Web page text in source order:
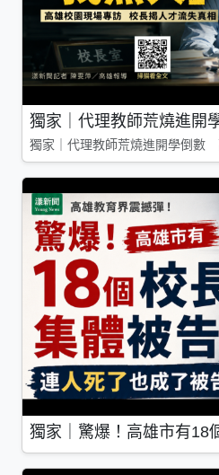
獨家｜代理教師荒燒進
獨家｜代理教師荒燒進開學倒數
獨家｜驚爆！高雄市有18